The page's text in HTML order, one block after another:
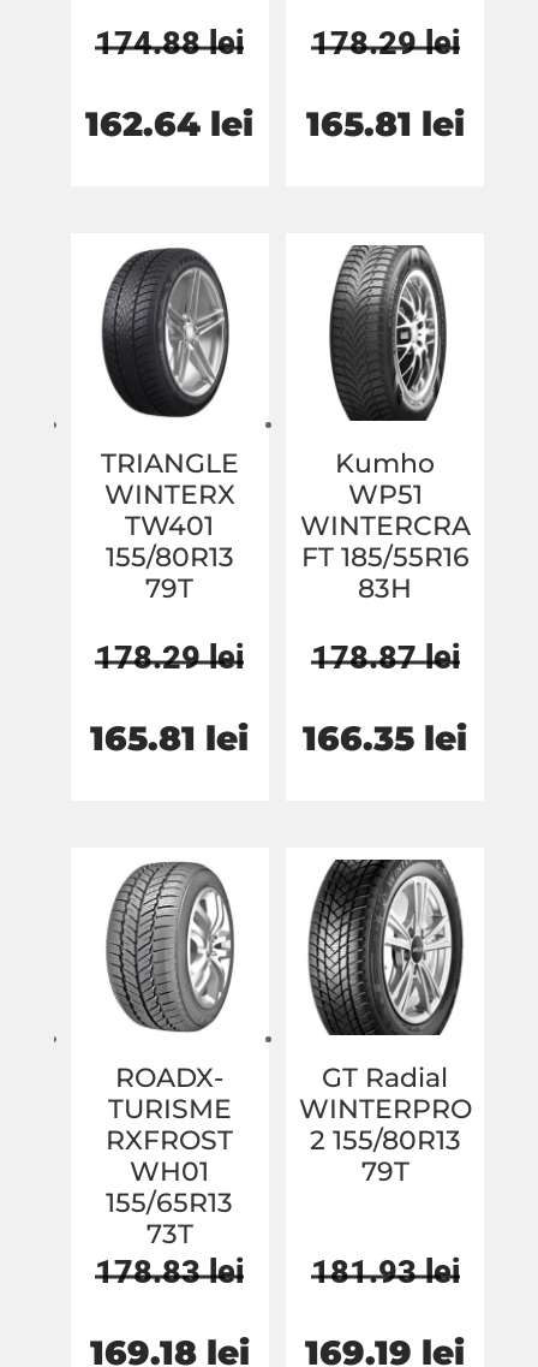
174.88lei
inițial
fost:
174.88 lei.
162.64 lei
curent
162.64 lei.
178.29lei
inițial
fost:
178.29 lei.
165.81 lei
TRIANGLE
WINTERX
TW401
155/80R13
79T
178.29lei
inițial
fost:
178.29 lei.
165.81 lei
curent
165.81 lei.
Kumho
WP51
WINTERCRA
FT 185/55R16
83H
178.87lei
inițial
fost:
178.87 lei.
166.35 lei
ROADX-
TURISME
RXFROST
WH01
155/65R13
73T
178.83lei
169.18 lei
GT Radial
WINTERPRO
2 155/80R13
79T
181.93lei
169.19 lei